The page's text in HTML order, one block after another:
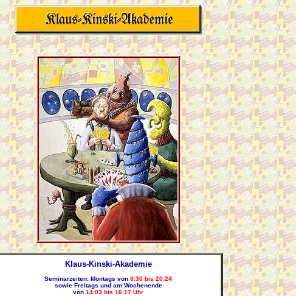
Klaus-Kinski-Akademie
Seminarzeiten: Montags von 8:30 bis 20:24
sowie Freitags und am Wochenende
von 14:03 bis 16:17 Uhr